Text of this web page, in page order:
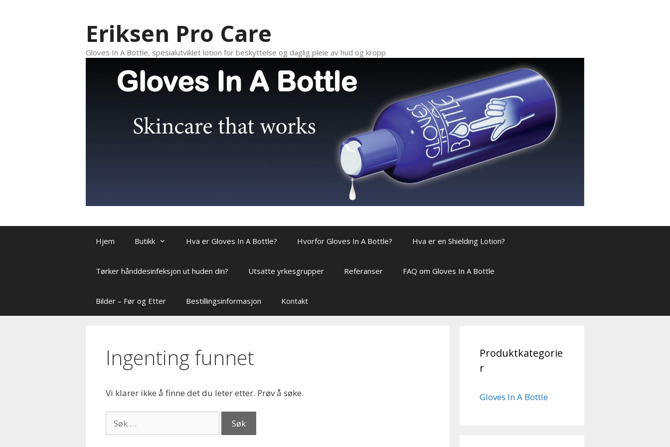
Eriksen Pro Care
Gloves In A Bottle, spesialutviklet lotion for beskyttelse og daglig pleie av hud og kropp
Hjem Butikk Hva er Gloves In A Bottle? Hvorfor Gloves In A Bottle? Hva er en Shielding Lotion?
Tørker hånddesinfeksjon ut huden din? Utsatte yrkesgrupper Referanser FAQ om Gloves In A Bottle
Bilder – Før og Etter Bestillingsinformasjon Kontakt
Ingenting funnet
Vi klarer ikke å finne det du leter etter. Prøv å søke.
etter:
Produktkategorie
r
Gloves In A Bottle